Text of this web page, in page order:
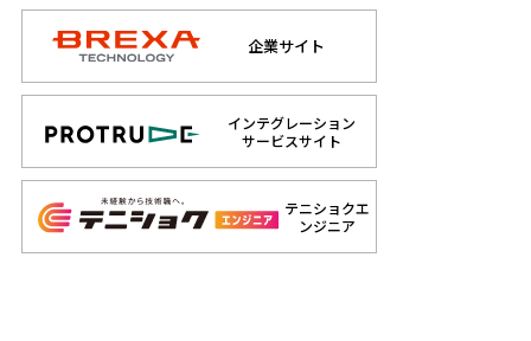
企業サイト
インテグレーション
サービスサイト
テニショクエ
ンジニア